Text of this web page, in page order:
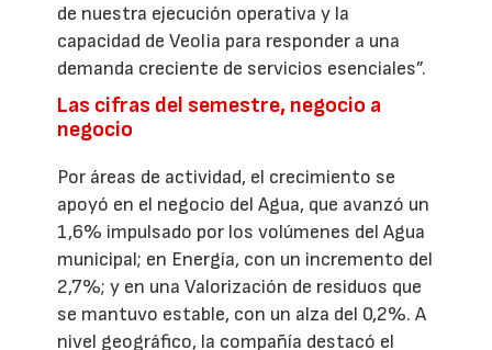
de nuestra ejecución operativa y la
capacidad de Veolia para responder a una
demanda creciente de servicios esenciales”.
Las cifras del semestre, negocio a
negocio
Por áreas de actividad, el crecimiento se
apoyó en el negocio del Agua, que avanzó un
1,6% impulsado por los volúmenes del Agua
municipal; en Energía, con un incremento del
2,7%; y en una Valorización de residuos que
se mantuvo estable, con un alza del 0,2%. A
nivel geográfico, la compañía destacó el